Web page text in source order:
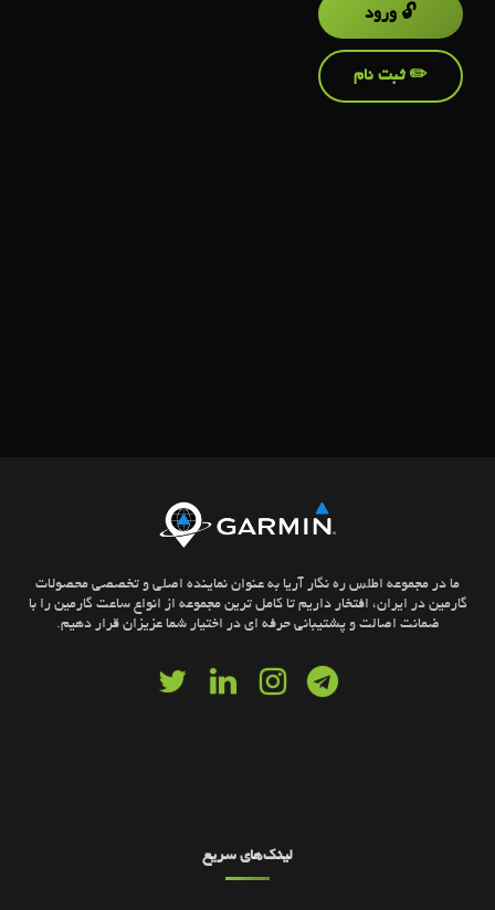
🔓 ورود
✏️ ثبت نام
ما در مجموعه اطلس ره نگار آریا به عنوان نماینده اصلی و تخصصی محصولات
گارمین در ایران، افتخار داریم تا کامل ترین مجموعه از انواع ساعت گارمین را با
ضمانت اصالت و پشتیبانی حرفه ای در اختیار شما عزیزان قرار دهیم.
لینک‌های سریع